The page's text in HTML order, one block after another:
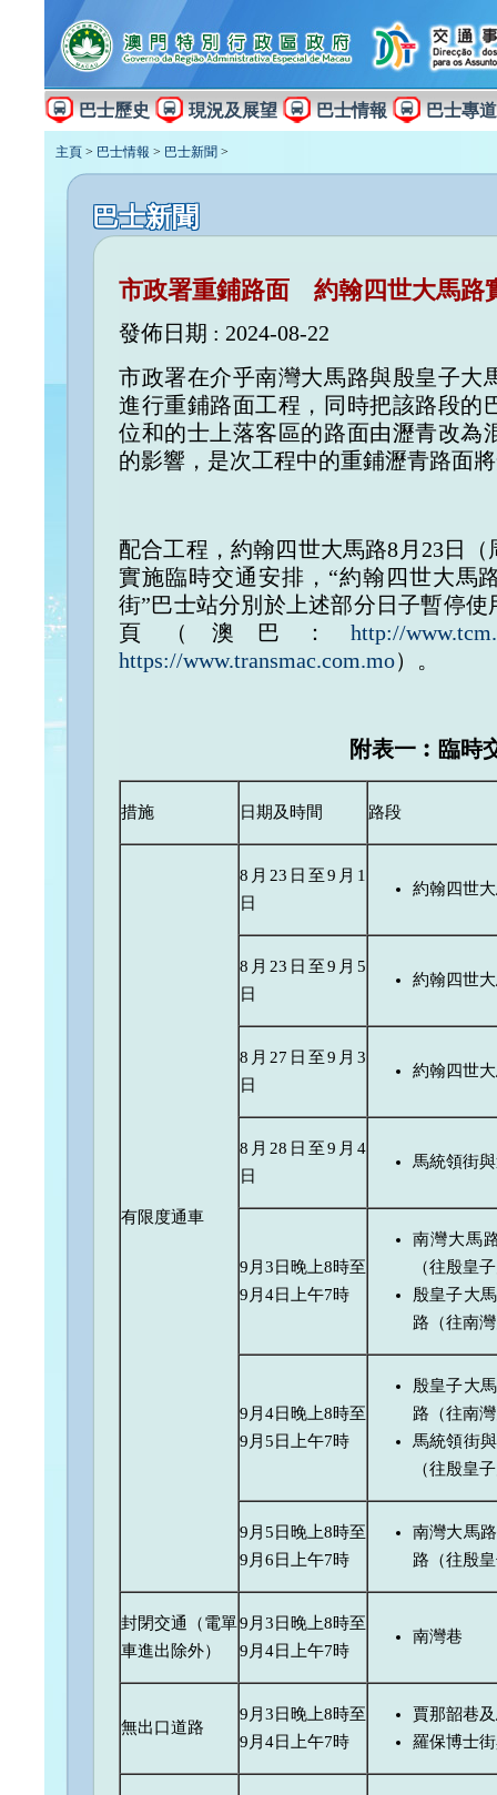
巴士歷史 現況及展望 巴士情報 巴士專道
主頁 > 巴士情報 > 巴士新聞 >
巴士新聞
市政署重鋪路面 約翰四世大馬路
發佈日期 : 2024-08-22
市政署在介乎南灣大馬路與殷皇子大
進行重鋪路面工程，同時把該路段的
位和的士上落客區的路面由瀝青改為
的影響，是次工程中的重鋪瀝青路面
配合工程，約翰四世大馬路8月23日
實施臨時交通安排，“約翰四世大馬
街”巴士站分別於上述部分日子暫停
頁（澳巴： http://
https://www.transmac.com.mo）。
附表一︰臨時
措施 日期及時間 路段
有限度通車
8月23日至9月1
日
約翰四世
8月23日至9月5
日
約翰四世
8月27日至9月3
日
約翰四世
8月28日至9月4
日
馬統領街
9月3日晚上8時至
9月4日上午7時
南灣大馬
（往殷皇
殷皇子大
路（往南
9月4日晚上8時至
9月5日上午7時
殷皇子大
路（往南
馬統領街
（往殷皇
9月5日晚上8時至
9月6日上午7時
南灣大馬
路（往殷
封閉交通（電單
車進出除外）
9月3日晚上8時至
9月4日上午7時
南灣巷
無出口道路
9月3日晚上8時至
9月4日上午7時
賈那韶巷
羅保博士